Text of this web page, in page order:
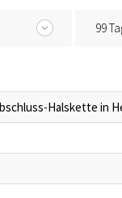
99
Halskette in